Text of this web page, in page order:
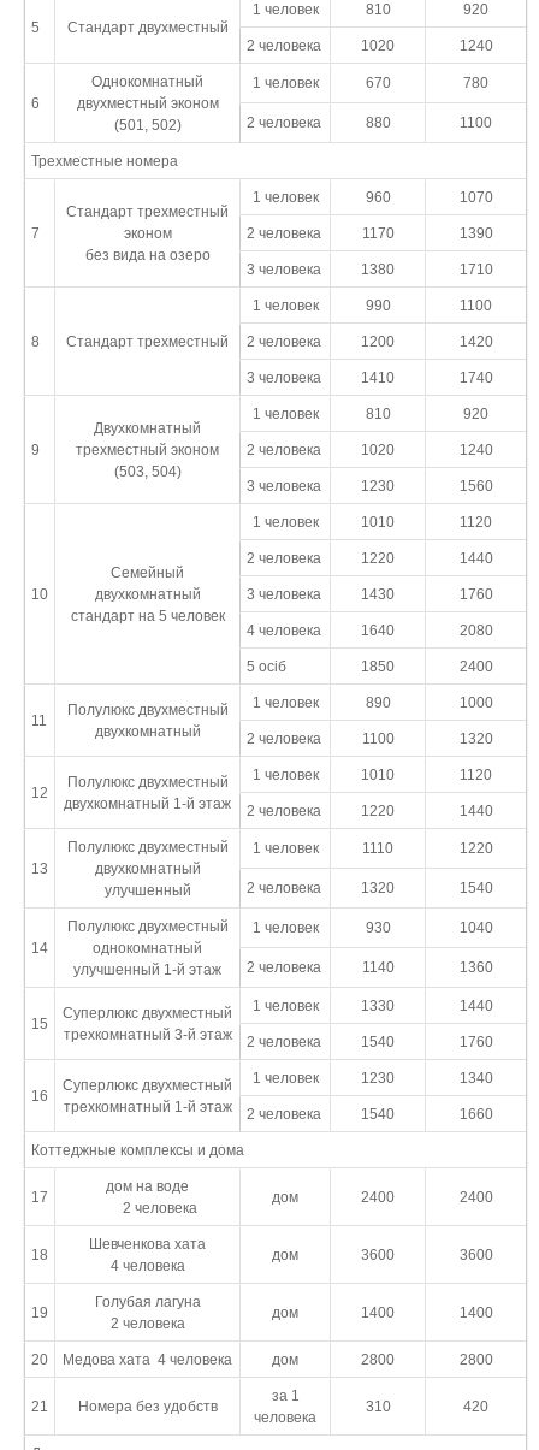
5 Стандарт двухместный
1 человек 810 920
2 человека 1020 1240
6
Однокомнатный
двухместный эконом
(501, 502)
1 человек 670 780
2 человека 880 1100
Трехместные номера
7
Стандарт трехместный
эконом
без вида на озеро
1 человек 960 1070
2 человека 1170 1390
3 человека 1380 1710
8 Стандарт трехместный
1 человек 990 1100
2 человека 1200 1420
3 человека 1410 1740
9
Двухкомнатный
трехместный эконом
(503, 504)
1 человек 810 920
2 человека 1020 1240
3 человека 1230 1560
10
Семейный
двухкомнатный
стандарт на 5 человек
1 человек 1010 1120
2 человека 1220 1440
3 человека 1430 1760
4 человека 1640 2080
5 осіб 1850 2400
11
Полулюкс двухместный
двухкомнатный
1 человек 890 1000
2 человека 1100 1320
12
Полулюкс двухместный
двухкомнатный 1-й этаж
1 человек 1010 1120
2 человека 1220 1440
13
Полулюкс двухместный
двухкомнатный
улучшенный
1 человек 1110 1220
2 человека 1320 1540
14
Полулюкс двухместный
однокомнатный
улучшенный 1-й этаж
1 человек 930 1040
2 человека 1140 1360
15
Суперлюкс двухместный
трехкомнатный 3-й этаж
1 человек 1330 1440
2 человека 1540 1760
16
Суперлюкс двухместный
трехкомнатный 1-й этаж
1 человек 1230 1340
2 человека 1540 1660
Коттеджные комплексы и дома
17
дом на воде
2 человека
дом 2400 2400
18
Шевченкова хата
4 человека
дом 3600 3600
19
Голубая лагуна
2 человека
дом 1400 1400
20 Медова хата 4 человека дом 2800 2800
21 Номера без удобств
за 1
человека
310 420